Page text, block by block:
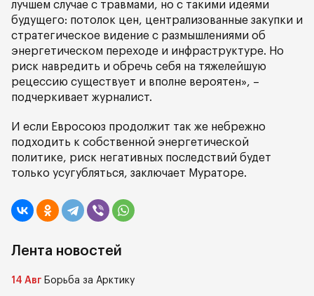
лучшем случае с травмами, но с такими идеями
будущего: потолок цен, централизованные закупки и
стратегическое видение с размышлениями об
энергетическом переходе и инфраструктуре. Но
риск навредить и обречь себя на тяжелейшую
рецессию существует и вполне вероятен», –
подчеркивает журналист.
И если Евросоюз продолжит так же небрежно
подходить к собственной энергетической
политике, риск негативных последствий будет
только усугубляться, заключает Мураторе.
Лента новостей
14 Авг Борьба за Арктику